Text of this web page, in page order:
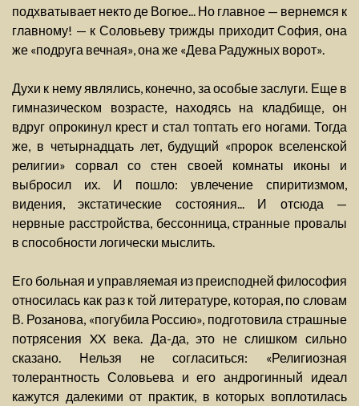
подхватывает некто де Вогюе... Но главное — вернемся к
главному! — к Соловьеву трижды приходит София, она
же «подруга вечная», она же «Дева Радужных ворот».
Духи к нему являлись, конечно, за особые заслуги. Еще в
гимназическом возрасте, находясь на кладбище, он
вдруг опрокинул крест и стал топтать его ногами. Тогда
же, в четырнадцать лет, будущий «пророк вселенской
религии» сорвал со стен своей комнаты иконы и
выбросил их. И пошло: увлечение спиритизмом,
видения, экстатические состояния... И отсюда —
нервные расстройства, бессонница, странные провалы
в способности логически мыслить.
Его больная и управляемая из преисподней философия
относилась как раз к той литературе, которая, по словам
В. Розанова, «погубила Россию», подготовила страшные
потрясения XX века. Да-да, это не слишком сильно
сказано. Нельзя не согласиться: «Религиозная
толерантность Соловьева и его андрогинный идеал
кажутся далекими от практик, в которых воплотилась